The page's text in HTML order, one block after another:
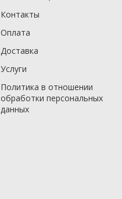
Контакты
Оплата
Доставка
Услуги
Политика в отношении
обработки персональных
данныx